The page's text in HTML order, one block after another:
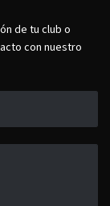
de tu club o
con nuestro